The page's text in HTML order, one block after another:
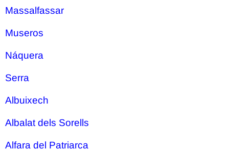
Massalfassar
Museros
Náquera
Serra
Albuixech
Albalat dels Sorells
Alfara del Patriarca